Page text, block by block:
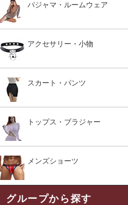
パジャマ・ルームウェア
アクセサリー・小物
スカート・パンツ
トップス・ブラジャー
メンズショーツ
グループから探す